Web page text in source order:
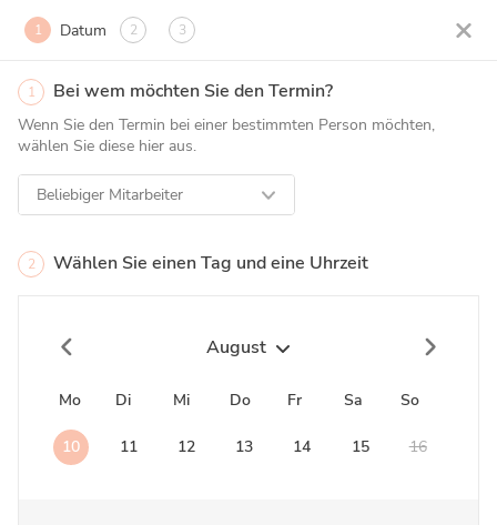
1 Datum 2 3
1 Bei wem möchten Sie den Termin?
Wenn Sie den Termin bei einer bestimmten Person möchten,
wählen Sie diese hier aus.
Beliebiger Mitarbeiter
2 Wählen Sie einen Tag und eine Uhrzeit
August
Mo Di Mi Do Fr Sa So
10 11 12 13 14 15 16